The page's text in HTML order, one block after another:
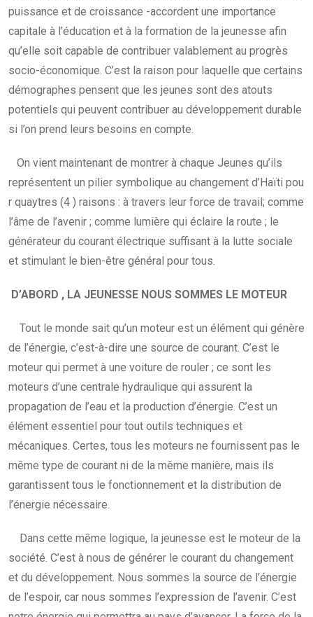
puissance et de croissance -accordent une importance
capitale à l’éducation et à la formation de la jeunesse afin
qu’elle soit capable de contribuer valablement au progrès
socio-économique. C’est la raison pour laquelle que certains
démographes pensent que les jeunes sont des atouts
potentiels qui peuvent contribuer au développement durable
si l’on prend leurs besoins en compte.
On vient maintenant de montrer à chaque Jeunes qu’ils
représentent un pilier symbolique au changement d’Haïti pou
r quaytres (4 ) raisons : à travers leur force de travail; comme
l’âme de l’avenir ; comme lumière qui éclaire la route ; le
générateur du courant électrique suffisant à la lutte sociale
et stimulant le bien-être général pour tous.
D’ABORD , LA JEUNESSE NOUS SOMMES LE MOTEUR
Tout le monde sait qu’un moteur est un élément qui génère
de l’énergie, c’est-à-dire une source de courant. C’est le
moteur qui permet à une voiture de rouler ; ce sont les
moteurs d’une centrale hydraulique qui assurent la
propagation de l’eau et la production d’énergie. C’est un
élément essentiel pour tout outils techniques et
mécaniques. Certes, tous les moteurs ne fournissent pas le
même type de courant ni de la même manière, mais ils
garantissent tous le fonctionnement et la distribution de
l’énergie nécessaire.
Dans cette même logique, la jeunesse est le moteur de la
société. C’est à nous de générer le courant du changement
et du développement. Nous sommes la source de l’énergie
de l’espoir, car nous sommes l’expression de l’avenir. C’est